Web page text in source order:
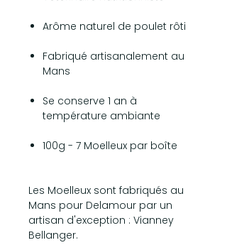
Arôme naturel de poulet rôti
Fabriqué artisanalement au
Mans
Se conserve 1 an à
température ambiante
100g - 7 Moelleux par boîte
Les Moelleux sont fabriqués au
Mans pour Delamour par un
artisan d'exception : Vianney
Bellanger.